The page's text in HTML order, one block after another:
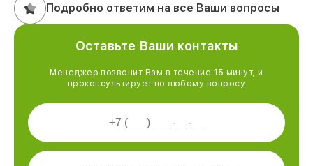
Подробно ответим на все Ваши вопросы
Оставьте Ваши контакты
Менеджер позвонит Вам в течение 15 минут, и
проконсультирует по любому вопросу